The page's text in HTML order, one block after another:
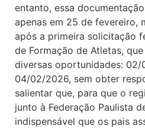
entanto, essa
apenas em 25 de fevereiro,
após a primeira solicitação
de Formação de Atletas,
diversas oportunidades: 02/
04/02/2026, sem obter
salientar que, para que o
junto à Federação Paulista
indispensável que os pais